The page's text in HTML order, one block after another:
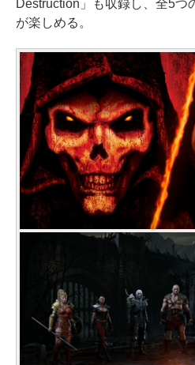
Destruction」も収録し、全5つ
が楽しめる。